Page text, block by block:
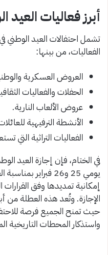
أبرز فعاليات العيد
تشمل احتفالات العيد
الفعاليات، من بينها:
العروض العسكرية
الحفلات والفعاليات
عروض الألعاب النارية.
الأنشطة الترفيهية
الفعاليات التراثية التي
يومي 25 و26 فبراير
إمكانية تمديدها وفق
الإجازة. وتُعد هذه العطلة من
حيث تمنح الجميع فرصة
واستذكار المحطات التاريخية